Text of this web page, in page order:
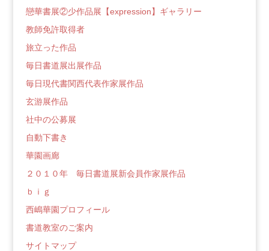
戀華書展②少作品展【expression】ギャラリー
教師免許取得者
旅立った作品
毎日書道展出展作品
毎日現代書関西代表作家展作品
玄游展作品
社中の公募展
自動下書き
華園画廊
２０１０年 毎日書道展新会員作家展作品
ｂｉｇ
西嶋華園プロフィール
書道教室のご案内
サイトマップ